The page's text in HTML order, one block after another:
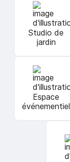
Studio de
jardin
Espace
événementiel